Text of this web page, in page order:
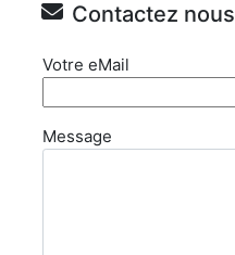
Contactez nous
Votre eMail
Message